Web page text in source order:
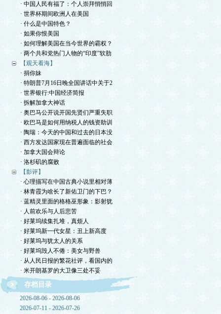
· 中国人民有福了：个人崇拜悄悄回
· 世界杯期间欧洲人在美国
· 什么是中国特色？
· 如果你恨美国
· 如何理解美国在当今世界的霸权？
· 两个共和党热门人物的“印度”软肋
【观天看海】
· 捐你妹
· 特朗普7月16日晚全国讲话中关于2
· 世界银行:中国经济简报
· 拆解加拿大神话
· 奥巴马公开说开国先贤们严重失职
· 欧巴马是如何用纳税人的钱资助训
· 陶瑞：今天的中国和过去的日本没
· 西方发达国家现在普遍面临的社会
· 加拿大国会辩论
· 洛杉矶的腐败
【影评】
· 心理描写在中国古典小说里相对薄
· 林青霞为啥长了新佑卫门的下巴？
· 蓝精灵里面的格格巫形象：影射犹
· 人前欢乐与人后悲苦
· 好莱坞续集扎堆，真烦人
· 好莱坞新一代女星：丑上新高度
· 好莱坞与犹太人的关系
· 好莱坞毁人不倦：美女与野兽
· 从人民日报的繁花社评，看国内的
· 米开朗基罗的大卫像三处不妥
存档目录
2026-08-06 - 2026-08-06
2026-07-11 - 2026-07-26